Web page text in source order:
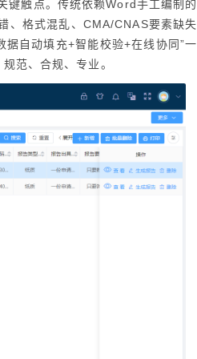
键触点。传统依赖Word手工编制的
、格式混乱、CMA/CNAS要素缺失
自动填充+智能校验+在线协同”一
范、合规、专业。